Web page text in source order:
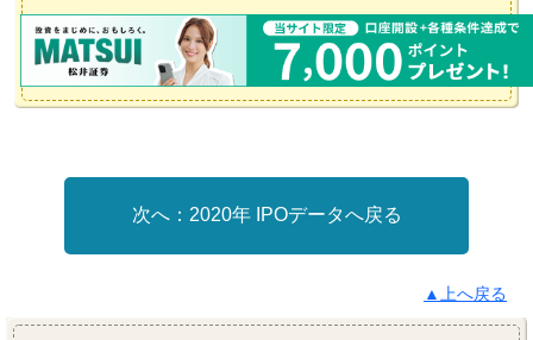
2020年 IPOデータへ戻る
▲上へ戻る